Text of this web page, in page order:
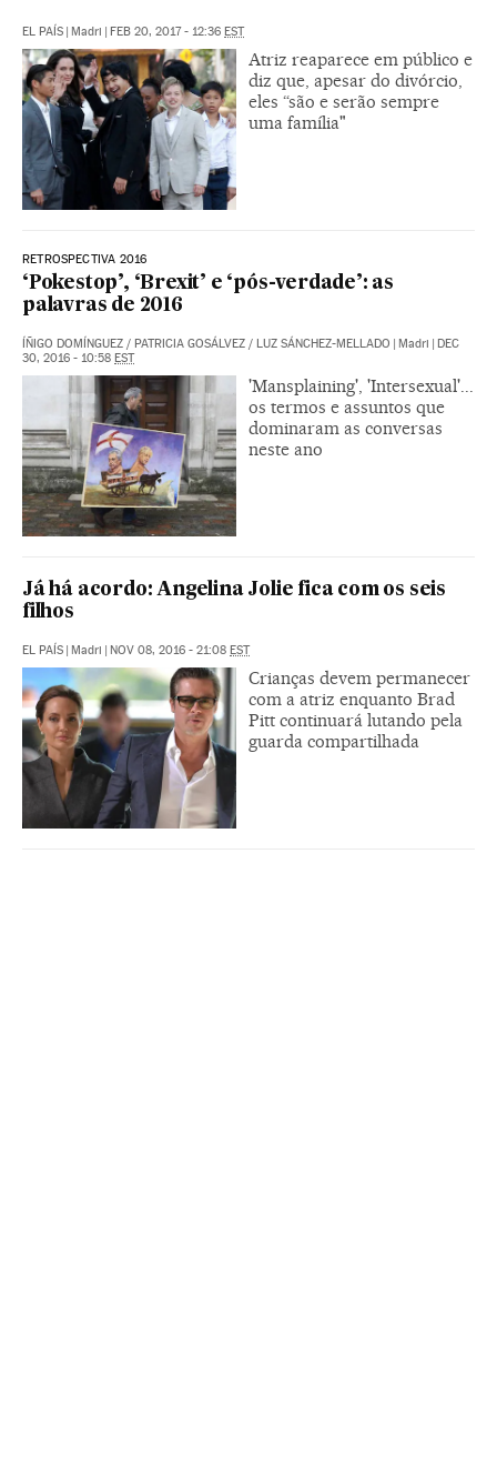
EL PAÍS | Madri | FEB 20, 2017 - 12:36 EST
Atriz reaparece em público e
diz que, apesar do divórcio,
eles “são e serão sempre
uma família"
RETROSPECTIVA 2016
‘Pokestop’, ‘Brexit’ e ‘pós-verdade’: as
palavras de 2016
ÍÑIGO DOMÍNGUEZ / PATRICIA GOSÁLVEZ / LUZ SÁNCHEZ-MELLADO | Madri | DEC
30, 2016 - 10:58 EST
'Mansplaining', 'Intersexual'...
os termos e assuntos que
dominaram as conversas
neste ano
Já há acordo: Angelina Jolie fica com os seis
filhos
EL PAÍS | Madri | NOV 08, 2016 - 21:08 EST
Crianças devem permanecer
com a atriz enquanto Brad
Pitt continuará lutando pela
guarda compartilhada